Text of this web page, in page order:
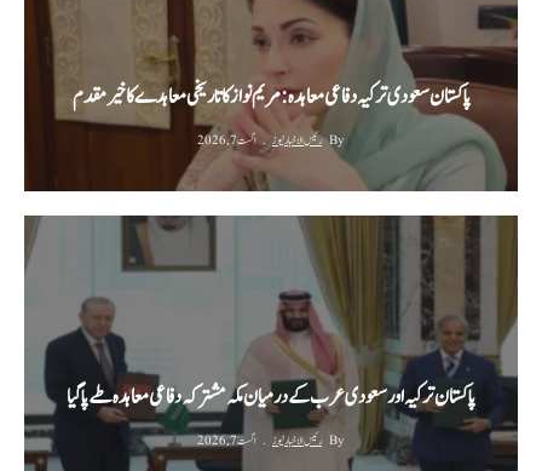
پاکستان سعودی ترکیہ دفاعی معاہدہ: مریم نواز کا تاریخی معاہدے کا خیرمقدم
By رئیس الاخبار نیوز اگست 7, 2026
پاکستان ترکیہ اور سعودی عرب کے درمیان مکہ مشترکہ دفاعی معاہدہ طے پا گیا
By رئیس الاخبار نیوز اگست 7, 2026